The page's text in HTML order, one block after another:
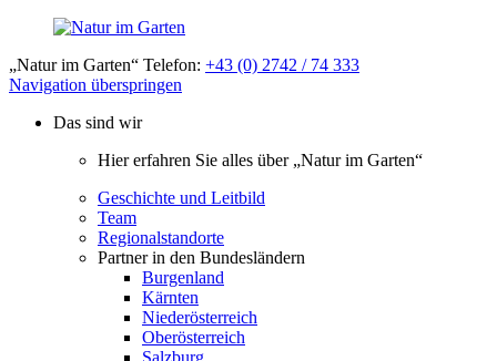
„Natur im Garten“ Telefon: +43 (0) 2742 / 74 333
Navigation überspringen
Das sind wir
Hier erfahren Sie alles über „Natur im Garten“
Geschichte und Leitbild
Team
Regionalstandorte
Partner in den Bundesländern
Burgenland
Kärnten
Niederösterreich
Oberösterreich
Salzburg